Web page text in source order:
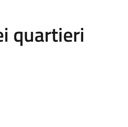
quartieri